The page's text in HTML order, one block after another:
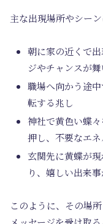
主な出現場所やシー
朝に家の近くで
ジやチャンスが
職場へ向かう途
転する兆し
神社で黄色い蝶
押し、不要なエ
玄関先に黄蝶が
り、嬉しい出来
このように、その場